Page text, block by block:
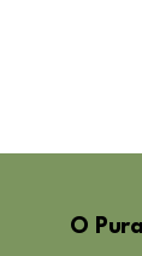
O